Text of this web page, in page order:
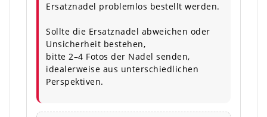
Ersatznadel problemlos bestellt werden.
Sollte die Ersatznadel abweichen oder
Unsicherheit bestehen,
bitte 2–4 Fotos der Nadel senden,
idealerweise aus unterschiedlichen
Perspektiven.